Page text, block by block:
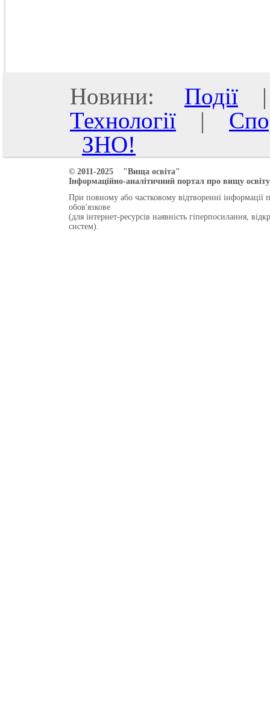
Новини: Події
Технології |
ЗНО!
© 2011-2025 "Вища освіта"
Інформаційно-аналітичний портал про вищу
При повному або частковому відтворенні інформації
обов'язкове
(для інтернет-ресурсів наявність гіперпосилання,
систем).